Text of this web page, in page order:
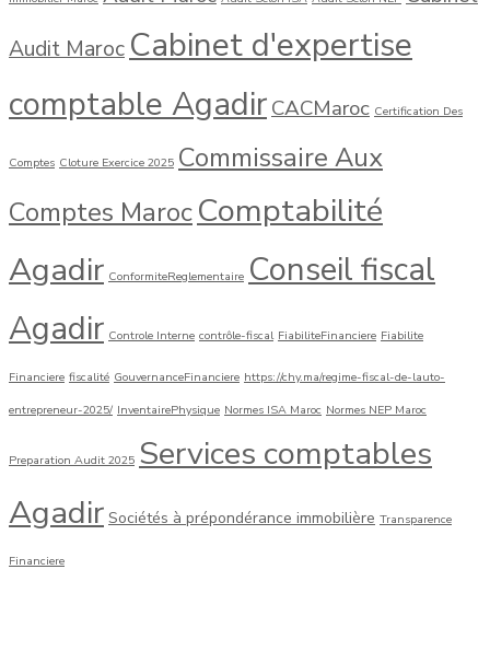
Audit Maroc Cabinet d'expertise
comptable AgadirCACMaroc Certification Des
Comptes Cloture Exercice 2025 Commissaire Aux
Comptes MarocComptabilité
Agadir ConformiteReglementaire Conseil fiscal
Agadir Controle Interne contrôle-fiscal FiabiliteFinanciere Fiabilite
Financiere fiscalité GouvernanceFinanciere https://chy.ma/regime-fiscal-de-lauto-
entrepreneur-2025/ InventairePhysique Normes ISA Maroc Normes NEP Maroc
Preparation Audit 2025 Services comptables
Agadir Sociétés à prépondérance immobilière Transparence
Financiere